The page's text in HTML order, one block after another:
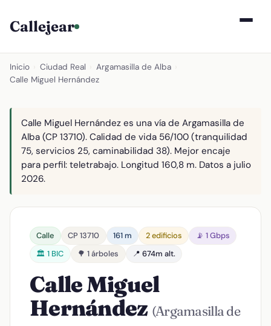
Callejear
Inicio Ciudad Real Argamasilla de Alba
Calle Miguel Hernández
Calle Miguel Hernández es una vía de Argamasilla de
Alba (CP 13710). Calidad de vida 56/100 (tranquilidad
75, servicios 25, caminabilidad 38). Mejor encaje
para perfil: teletrabajo. Longitud 160,8 m. Datos a julio
2026.
Calle CP 13710 161 m 2 edificios
📡 1 Gbps
🏛️ 1 BIC
🌳 1 árboles 📍 674m alt.
Calle Miguel
Hernández (Argamasilla de